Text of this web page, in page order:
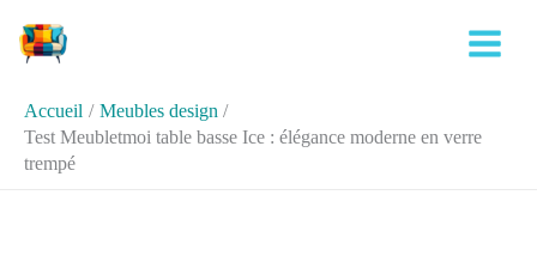
Accueil
Meubles design
Test Meubletmoi table basse Ice : élégance moderne en verre
trempé